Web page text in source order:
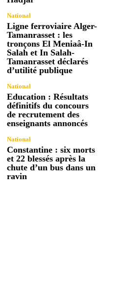
National
Ligne ferroviaire Alger-
Tamanrasset : les
tronçons El Meniaâ-In
Salah et In Salah-
Tamanrasset déclarés
d’utilité publique
National
Education : Résultats
définitifs du concours
de recrutement des
enseignants annoncés
National
Constantine : six morts
et 22 blessés après la
chute d’un bus dans un
ravin